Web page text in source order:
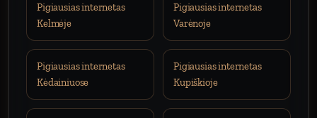
Pigiausias internetas
Kelmėje
Pigiausias internetas
Varėnoje
Pigiausias internetas
Kėdainiuose
Pigiausias internetas
Kupiškioje